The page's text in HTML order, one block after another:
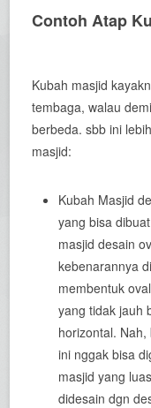
Contoh Atap
Kubah masjid
tembaga, walau
berbeda. sbb ini
masjid:
Kubah Masjid
yang bisa
masjid desain
kebenarannya
membentuk
yang tidak jauh
horizontal.
ini nggak bisa
masjid yang
didesain dgn